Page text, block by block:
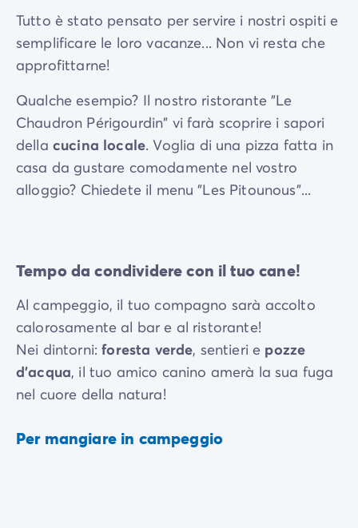
Tutto è stato pensato per servire i nostri ospiti e
semplificare le loro vacanze... Non vi resta che
approfittarne!
Qualche esempio? Il nostro ristorante "Le
Chaudron Périgourdin" vi farà scoprire i sapori
della cucina locale. Voglia di una pizza fatta in
casa da gustare comodamente nel vostro
alloggio? Chiedete il menu "Les Pitounous"...
Tempo da condividere con il tuo cane!
Al campeggio, il tuo compagno sarà accolto
calorosamente al bar e al ristorante!
Nei dintorni:foresta verde, sentieri e pozze
d'acqua, il tuo amico canino amerà la sua fuga
nel cuore della natura!
Per mangiare in campeggio